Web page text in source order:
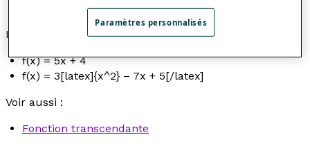
fonction transcendante.
Exemples
f(x) = 5x+ 4
f(x) = 3[latex]{x^2} – 7x + 5[/latex]
Voir aussi :
Fonction transcendante
Paramètres personnalisés